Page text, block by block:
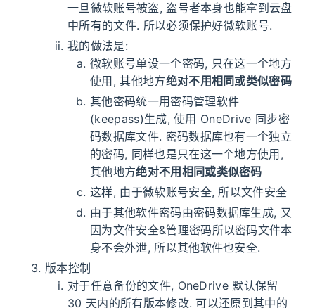
一旦微软账号被盗, 盗号者本身也能拿到云盘
中所有的文件. 所以必须保护好微软账号.
我的做法是:
微软账号单设一个密码, 只在这一个地方
使用, 其他地方绝对不用相同或类似密码
其他密码统一用密码管理软件
(keepass)生成, 使用 OneDrive 同步密
码数据库文件. 密码数据库也有一个独立
的密码, 同样也是只在这一个地方使用,
其他地方绝对不用相同或类似密码
这样, 由于微软账号安全, 所以文件安全
由于其他软件密码由密码数据库生成, 又
因为文件安全&管理密码所以密码文件本
身不会外泄, 所以其他软件也安全.
版本控制
对于任意备份的文件, OneDrive 默认保留
30 天内的所有版本修改. 可以还原到其中的